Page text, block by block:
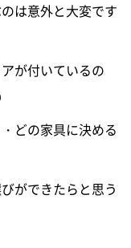
は意外と大変です
が付いているの
どの家具に決める
ができたらと思う